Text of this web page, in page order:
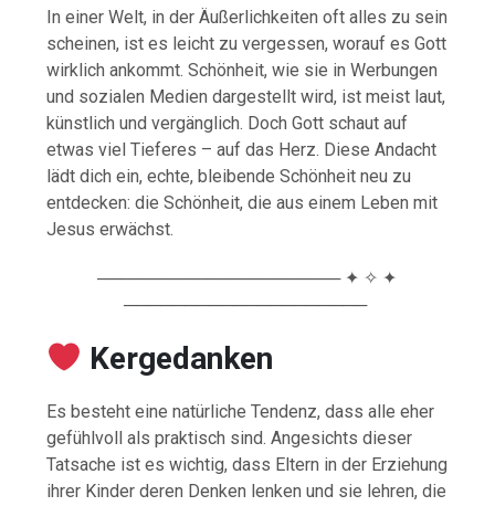
In einer Welt, in der Äußerlichkeiten oft alles zu sein
scheinen, ist es leicht zu vergessen, worauf es Gott
wirklich ankommt. Schönheit, wie sie in Werbungen
und sozialen Medien dargestellt wird, ist meist laut,
künstlich und vergänglich. Doch Gott schaut auf
etwas viel Tieferes – auf das Herz. Diese Andacht
lädt dich ein, echte, bleibende Schönheit neu zu
entdecken: die Schönheit, die aus einem Leben mit
Jesus erwächst.
──────────────────── ✦ ✧ ✦
────────────────────
Kergedanken
Es besteht eine natürliche Tendenz, dass alle eher
gefühlvoll als praktisch sind. Angesichts dieser
Tatsache ist es wichtig, dass Eltern in der Erziehung
ihrer Kinder deren Denken lenken und sie lehren, die